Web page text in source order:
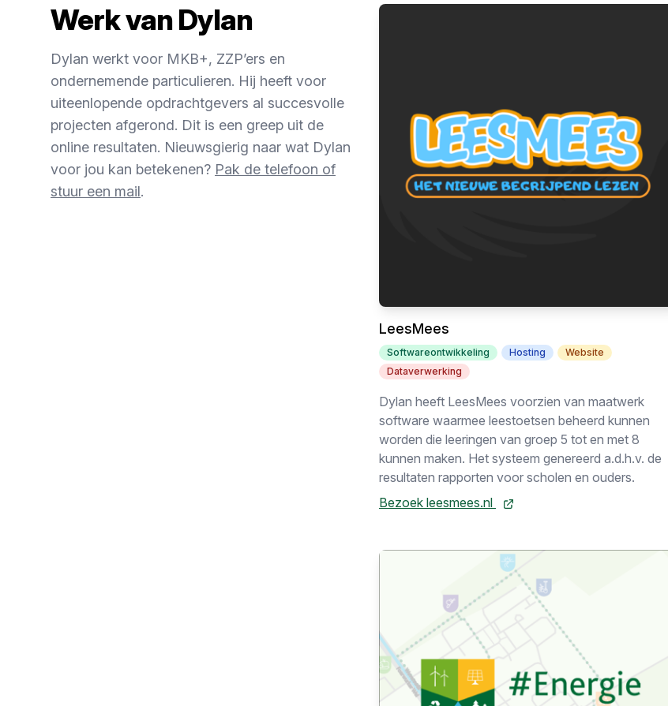
Werk van Dylan
Dylan werkt voor MKB+, ZZP’ers en
ondernemende particulieren. Hij heeft voor
uiteenlopende opdrachtgevers al succesvolle
projecten afgerond. Dit is een greep uit de
online resultaten. Nieuwsgierig naar wat Dylan
voor jou kan betekenen? Pak de telefoon of
stuur een mail.
LeesMees
Softwareontwikkeling Hosting
Website
Dataverwerking
Dylan heeft LeesMees voorzien van maatwerk
software waarmee leestoetsen beheerd kunnen
worden die leeringen van groep 5 tot en met 8
kunnen maken. Het systeem genereerd a.d.h.v. de
resultaten rapporten voor scholen en ouders.
Bezoek leesmees.nl